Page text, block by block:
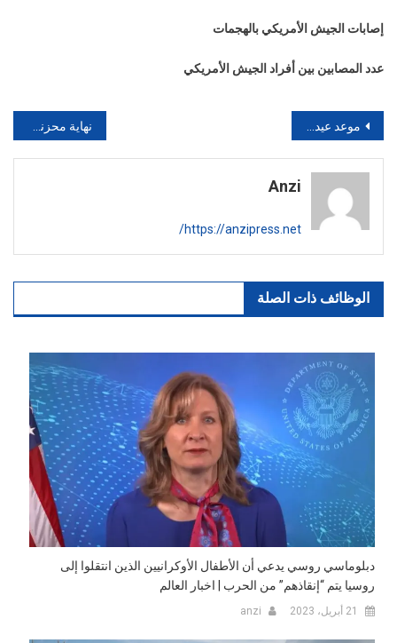
إصابات الجيش الأمريكي بالهجمات
عدد المصابين بين أفراد الجيش الأمريكي
تصفّح
المقالات
موعد عيد الفطر في المغرب
Anzi
https://anzipress.net/
الوظائف ذات الصلة
دبلوماسي روسي يدعي أن الأطفال الأوكرانيين الذين انتقلوا إلى
روسيا يتم “إنقاذهم” من الحرب | اخبار العالم
21 أبريل، 2023 anzi